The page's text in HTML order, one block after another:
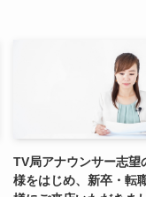
TV局アナウンサー志望
様をはじめ、新卒・転